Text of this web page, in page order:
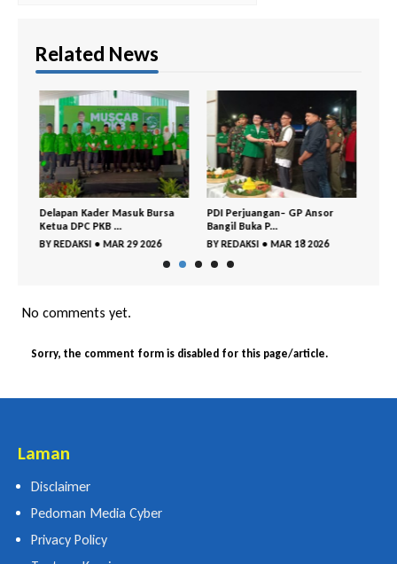
Related News
Delapan Kader Masuk Bursa
Ketua DPC PKB ...
BYREDAKSI •MAR 29 2026
PDI Perjuangan– GP Ansor
Bangil Buka P...
BYREDAKSI •MAR 18 2026
No comments yet.
Sorry, the comment form is disabled for this page/article.
Laman
Disclaimer
Pedoman Media Cyber
Privacy Policy